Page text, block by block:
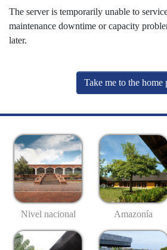
The server is temporarily unable to
maintenance downtime or capacity
later.
Take me to the home
Nivel nacional Amazonía